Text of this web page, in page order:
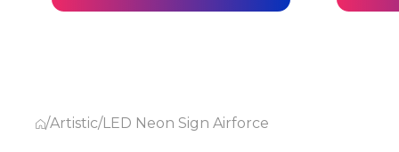
/Artistic/LED Neon Sign Airforce